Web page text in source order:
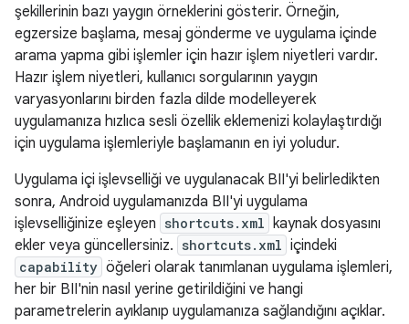
şekillerinin bazı yaygın örneklerini gösterir. Örneğin,
egzersize başlama, mesaj gönderme ve uygulama içinde
arama yapma gibi işlemler için hazır işlem niyetleri vardır.
Hazır işlem niyetleri, kullanıcı sorgularının yaygın
varyasyonlarını birden fazla dilde modelleyerek
uygulamanıza hızlıca sesli özellik eklemenizi kolaylaştırdığı
için uygulama işlemleriyle başlamanın en iyi yoludur.
Uygulama içi işlevselliği ve uygulanacak BII'yi belirledikten
sonra, Android uygulamanızda BII'yi uygulama
işlevselliğinize eşleyen shortcuts.xml
kaynak dosyasını
ekler veya güncellersiniz. shortcuts.xml içindeki
capability öğeleri olarak tanımlanan uygulama işlemleri,
her bir BII'nin nasıl yerine getirildiğini ve hangi
parametrelerin ayıklanıp uygulamanıza sağlandığını açıklar.